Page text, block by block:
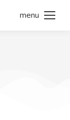
menu